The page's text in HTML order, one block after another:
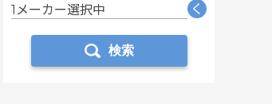
1メーカー選択中
く
検索